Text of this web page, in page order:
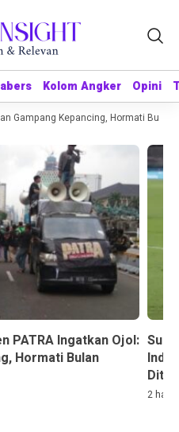
Kolom Angker Opini
Kolom Angker Opini
Gampang Kepancing, Hormati Bulan
PATRA Ingatkan Ojol:
Hormati Bulan
2 hari